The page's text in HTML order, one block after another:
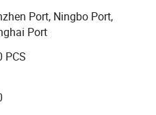
Port, Ningbo Port,
Port
PCS